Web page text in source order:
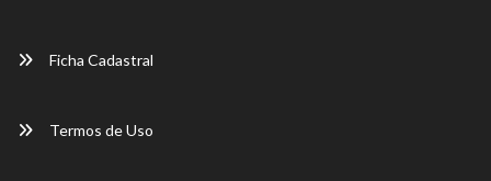
Ficha Cadastral
Termos de Uso